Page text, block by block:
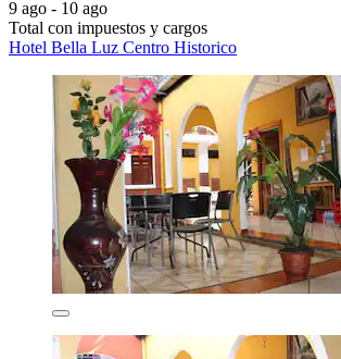
9 ago - 10 ago
Total con impuestos y cargos
Hotel Bella Luz Centro Historico